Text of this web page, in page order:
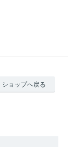
ショップへ戻る